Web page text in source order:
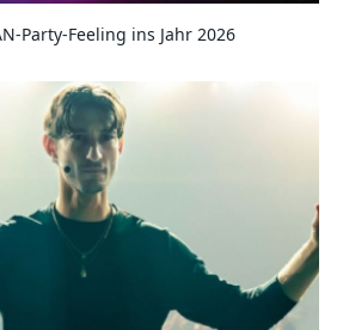
Party-Feeling ins Jahr 2026